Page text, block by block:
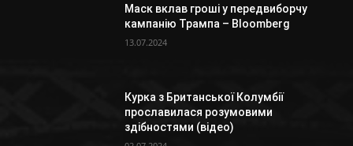
Маск вклав гроші у передвиборчу
кампанію Трампа – Bloomberg
13.07.2024
Курка з Британської Колумбії
прославилася розумовими
здібностями (відео)